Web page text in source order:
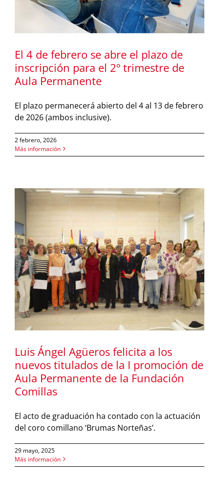
El 4 de febrero se abre el plazo de
inscripción para el 2º trimestre de
Aula Permanente
El plazo permanecerá abierto del 4 al 13 de febrero
de 2026 (ambos inclusive).
2 febrero, 2026
Más información
Luis Ángel Agüeros felicita a los
nuevos titulados de la I promoción de
Aula Permanente de la Fundación
Comillas
El acto de graduación ha contado con la actuación
del coro comillano ‘Brumas Norteñas’.
29 mayo, 2025
Más información